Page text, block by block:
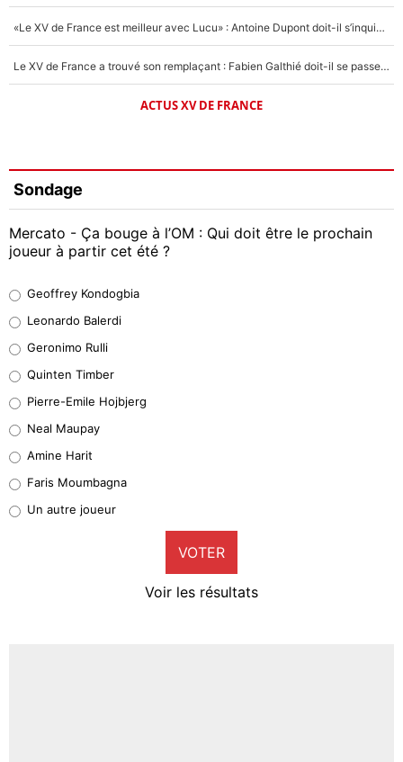
«Le XV de France est meilleur avec Lucu» : Antoine Dupont doit-il s’inquiéter pour sa place ?
Le XV de France a trouvé son remplaçant : Fabien Galthié doit-il se passer d'Antoine Dupont ?
ACTUS XV DE FRANCE
Sondage
Mercato - Ça bouge à l’OM : Qui doit être le prochain
joueur à partir cet été ?
38%
32%
5%
1%
9%
Geoffrey Kondogbia
Leonardo Balerdi
Geronimo Rulli
Quinten Timber
Pierre-Emile Hojbjerg
Neal Maupay
Amine Harit
Faris Moumbagna
Un autre joueur
VOTER
Voir les résultats